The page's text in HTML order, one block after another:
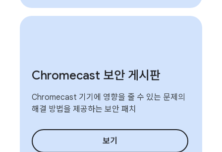
Chromecast 보안 게시판
Chromecast 기기에 영향을 줄 수 있는 문제의
해결 방법을 제공하는 보안 패치
보기